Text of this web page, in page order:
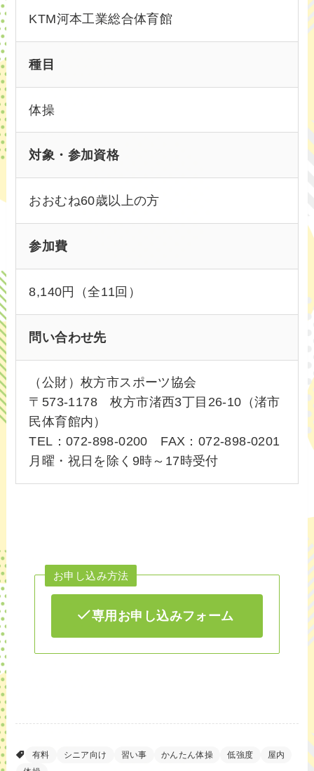
KTM河本工業総合体育館
種目
体操
対象・参加資格
おおむね60歳以上の方
参加費
8,140円（全11回）
問い合わせ先
（公財）枚方市スポーツ協会
〒573-1178 枚方市渚西3丁目26-10（渚市
民体育館内）
TEL：072-898-0200 FAX：072-898-0201
月曜・祝日を除く9時～17時受付
お申し込み方法
専用お申し込みフォーム
有料 シニア向け 習い事 かんたん体操 低強度
屋内